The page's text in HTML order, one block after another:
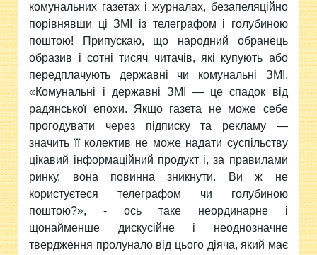
комунальних газетах і журналах, безапеляційно
порівнявши ці ЗМІ із телеграфом і голубиною
поштою! Припускаю, що народний обранець
образив і сотні тисяч читачів, які купують або
передплачують державні чи комунальні ЗМІ.
«Комунальні і державні ЗМІ — це спадок від
радянської епохи. Якщо газета не може себе
прогодувати через підписку та рекламу —
значить її колектив не може надати суспільству
цікавий інформаційний продукт і, за правилами
ринку, вона повинна зникнути. Ви ж не
користуєтеся телеграфом чи голубиною
поштою?», - ось таке неординарне і
щонайменше дискусійне і неоднозначне
твердження пролунало від цього діяча, який має